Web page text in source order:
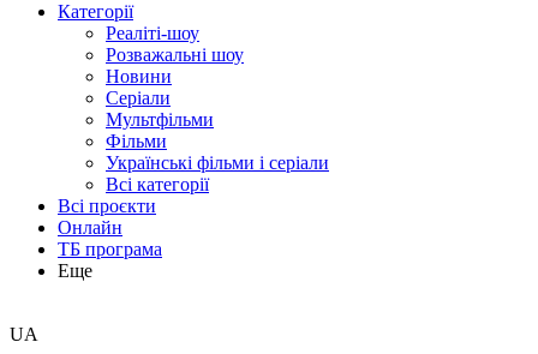
Категорії
Реаліті-шоу
Розважальні шоу
Новини
Серіали
Мультфільми
Фільми
Українські фільми і серіали
Всі категорії
Всі проєкти
Онлайн
ТБ програма
Еще
UA